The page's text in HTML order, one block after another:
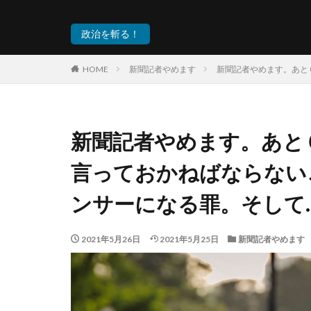
政治を斬る！
HOME 新聞記者やめます 新聞記者やめます。あ
新聞記者やめます。あ
言っておかねばならな
ンサーになる罪。そし
2021年5月26日 2021年5月25日 新聞記者やめます